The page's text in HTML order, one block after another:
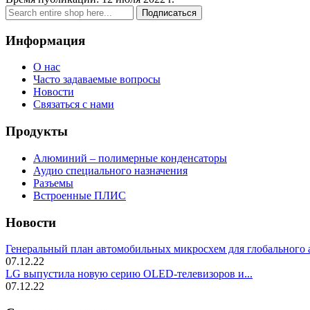
Подписаться
Информация
О нас
Часто задаваемые вопросы
Новости
Связаться с нами
Продукты
Алюминий – полимерные конденсаторы
Аудио специального назначения
Разъемы
Встроенные ПЛИС
Новости
Генеральный план автомобильных микросхем для глобального
07.12.22
LG выпустила новую серию OLED-телевизоров и...
07.12.22